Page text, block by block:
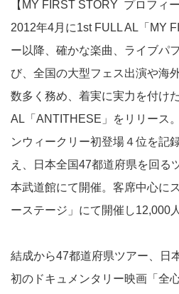
【MY FIRST STORY プロフィー
2012年4月に1st FULL AL「MY
ー以降、確かな楽曲、ライブパ
び、全国の大型フェス出演や海
数多く務め、着実に実力を付け
AL「ANTITHESE」をリリース
ンウィークリー初登場４位を記
え、日本全国47都道府県を回る
本武道館にて開催。客席中心に
ーステージ」にて開催し12,000
結成から47都道府県ツアー、日
初のドキュメンタリー映画「全